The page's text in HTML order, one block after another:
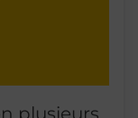
plusieurs